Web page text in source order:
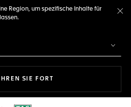
Region, um spezifische Inhalte für
SIE FORTMIT DER NAVIGATION